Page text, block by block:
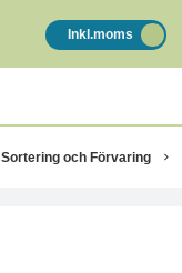
Inkl.moms
Sortering och Förvaring